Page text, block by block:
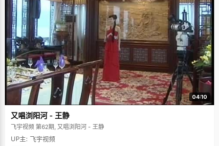
04:10
又唱浏阳河 - 王静
飞宇视频 第62期, 又唱浏阳河 - 王静
UP主: 飞宇视频